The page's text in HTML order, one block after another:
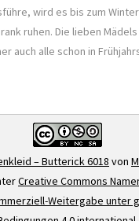
wird es bis zum
ruhen. Die lieben
auch alle schon in
– Butterick 6018 von
Creative Commons
Weitergabe unter